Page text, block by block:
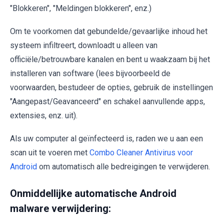
"Blokkeren", "Meldingen blokkeren", enz.)
Om te voorkomen dat gebundelde/gevaarlijke inhoud het
systeem infiltreert, downloadt u alleen van
officiële/betrouwbare kanalen en bent u waakzaam bij het
installeren van software (lees bijvoorbeeld de
voorwaarden, bestudeer de opties, gebruik de instellingen
"Aangepast/Geavanceerd" en schakel aanvullende apps,
extensies, enz. uit).
Als uw computer al geïnfecteerd is, raden we u aan een
scan uit te voeren met Combo Cleaner Antivirus voor
Android om automatisch alle bedreigingen te verwijderen.
Onmiddellijke automatische Android
malware verwijdering: